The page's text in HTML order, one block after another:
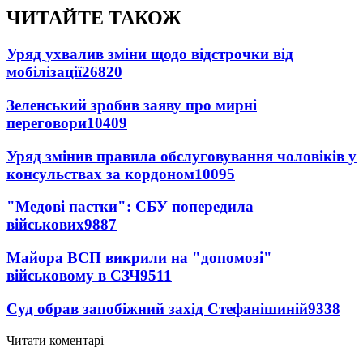
ЧИТАЙТЕ ТАКОЖ
Уряд ухвалив зміни щодо відстрочки від
мобілізації26820
Зеленський зробив заяву про мирні
переговори10409
Уряд змінив правила обслуговування чоловіків у
консульствах за кордоном10095
"Медові пастки": СБУ попередила
військових9887
Майора ВСП викрили на "допомозі"
військовому в СЗЧ9511
Суд обрав запобіжний захід Стефанішиній9338
Читати коментарі